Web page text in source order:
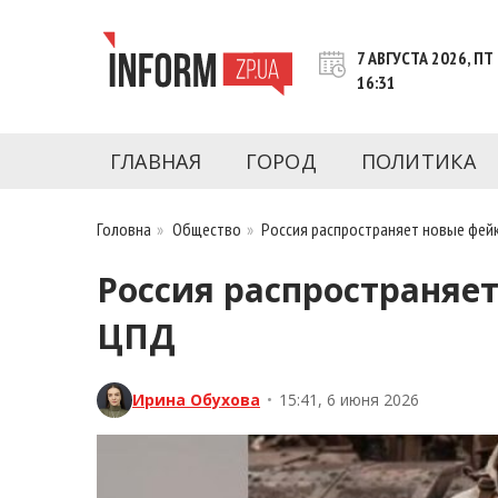
INFORM.ZP.UA – это информационный
последние новости Запорожья и
7 АВГУСТА 2026, ПТ
16:31
ГЛАВНАЯ ГОРОД ПОЛИТИКА
Головна » Общество »Россия распространяет новые
Россия
ЦПД
Ирина Обухова • 15:41, 6 июня 2026